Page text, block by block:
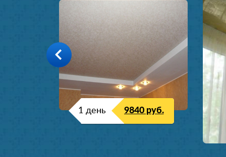
1 день 9840 руб.